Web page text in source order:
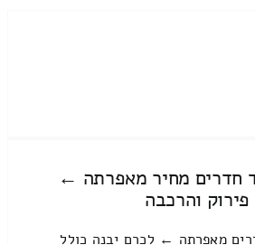
חדרים מחיר מאפרתה ←
והרכבה
מאפרתה ← לכרם יבנה כולל